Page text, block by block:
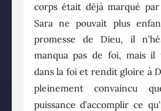
corps était déjà marqué
Sara ne pouvait plus
promesse de Dieu, il
manqua pas de foi, mais il
dans la foi et rendit gloire à
pleinement convaincu
puissance d’accomplir ce